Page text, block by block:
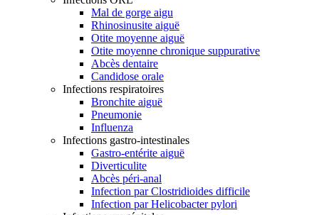
Mal de gorge aigu
Rhinosinusite aiguë
Otite moyenne aiguë
Otite moyenne chronique suppurative
Abcès dentaire
Candidose orale
Infections respiratoires
Bronchite aiguë
Pneumonie
Influenza
Infections gastro-intestinales
Gastro-entérite aiguë
Diverticulite
Abcès péri-anal
Infection par Clostridioides difficile
Infection par Helicobacter pylori